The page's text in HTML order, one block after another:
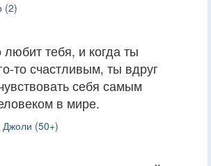
(2)
любит тебя, и когда ты
то счастливым, ты вдруг
себя самым
в мире.
(50+)